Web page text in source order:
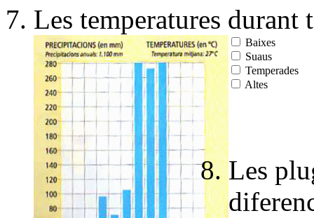
Les temperatures durant
Baixes
Suaus
Temperades
Altes
Les